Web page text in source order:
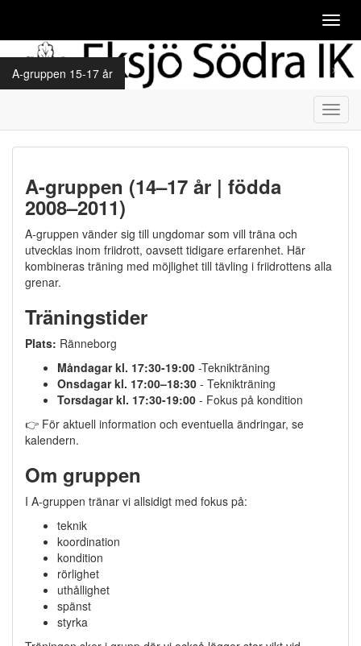
A-gruppen 15-17 år
A-gruppen (14–17 år | födda
2008–2011)
A-gruppen vänder sig till ungdomar som vill träna och
utvecklas inom friidrott, oavsett tidigare erfarenhet. Här
kombineras träning med möjlighet till tävling i friidrottens alla
grenar.
Träningstider
Plats: Ränneborg
Måndagar kl. 17:30-19:00 -Teknikträning
Onsdagar kl. 17:00–18:30 - Teknikträning
Torsdagar kl. 17:30-19:00 - Fokus på kondition
👉 För aktuell information och eventuella ändringar, se
kalendern.
Om gruppen
I A-gruppen tränar vi allsidigt med fokus på:
teknik
koordination
kondition
rörlighet
uthållighet
spänst
styrka